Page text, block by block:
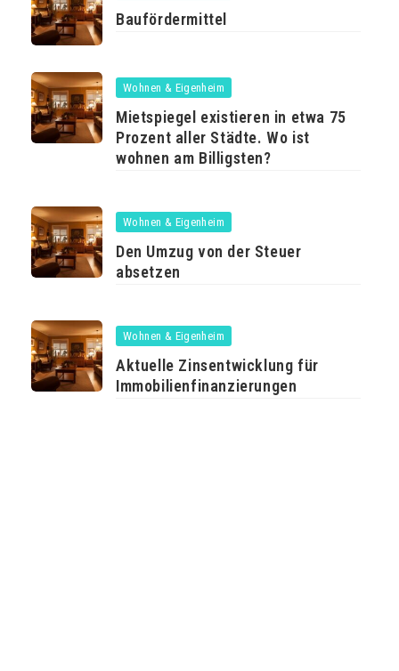
Baufördermittel
Wohnen & Eigenheim
Mietspiegel existieren in etwa 75
Prozent aller Städte. Wo ist
wohnen am Billigsten?
Wohnen & Eigenheim
Den Umzug von der Steuer
absetzen
Wohnen & Eigenheim
Aktuelle Zinsentwicklung für
Immobilienfinanzierungen